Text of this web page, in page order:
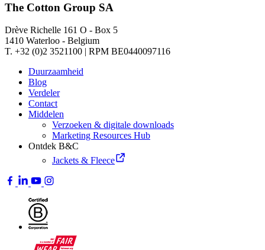
The Cotton Group SA
Drève Richelle 161 O - Box 5
1410 Waterloo - Belgium
T. +32 (0)2 3521100 | RPM BE0440097116
Duurzaamheid
Blog
Verdeler
Contact
Middelen
Verzoeken & digitale downloads
Marketing Resources Hub
Ontdek B&C
Jackets & Fleece